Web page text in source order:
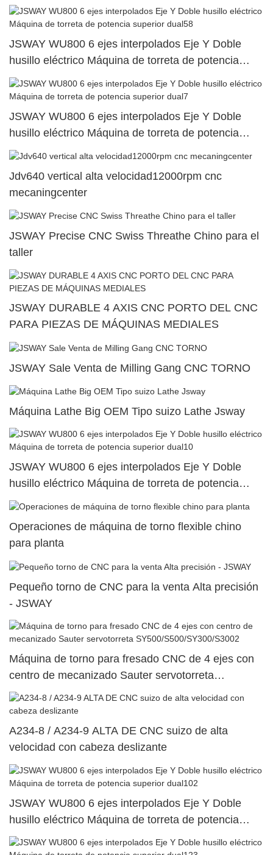
JSWAY WU800 6 ejes interpolados Eje Y Doble
husillo eléctrico Máquina de torreta de potencia
superior dual58
JSWAY WU800 6 ejes interpolados Eje Y Doble
husillo eléctrico Máquina de torreta de potencia
superior dual7
Jdv640 vertical alta velocidad12000rpm cnc
mecaningcenter
JSWAY Precise CNC Swiss Threathe Chino para el
taller
JSWAY DURABLE 4 AXIS CNC PORTO DEL CNC
PARA PIEZAS DE MÁQUINAS MEDIALES
JSWAY Sale Venta de Milling Gang CNC TORNO
Máquina Lathe Big OEM Tipo suizo Lathe Jsway
JSWAY WU800 6 ejes interpolados Eje Y Doble
husillo eléctrico Máquina de torreta de potencia
superior dual10
Operaciones de máquina de torno flexible chino
para planta
Pequeño torno de CNC para la venta Alta precisión
- JSWAY
Máquina de torno para fresado CNC de 4 ejes con
centro de mecanizado Sauter servotorreta
SY500/S500/SY300/S3002
A234-8 / A234-9 ALTA DE CNC suizo de alta
velocidad con cabeza deslizante
JSWAY WU800 6 ejes interpolados Eje Y Doble
husillo eléctrico Máquina de torreta de potencia
superior dual102